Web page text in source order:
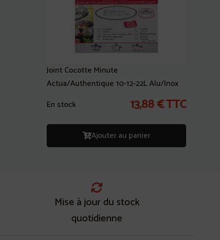
Joint Cocotte Minute
Actua/Authentique 10-12-22L Alu/Inox
En stock
13,88€TTC
Ajouter au panier
Mise à jour du stock
quotidienne